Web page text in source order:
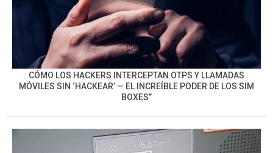
CÓMO LOS HACKERS INTERCEPTAN OTPS Y LLAMADAS
MÓVILES SIN ‘HACKEAR’ — EL INCREÍBLE PODER DE LOS SIM
BOXES”